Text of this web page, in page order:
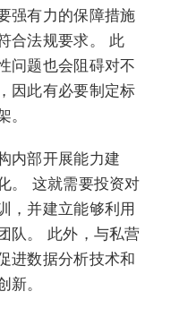
强有力的保障措施
合法规要求。 此
问题也会阻碍对不
因此有必要制定标
。
内部开展能力建
。 这就需要投资对
，并建立能够利用
队。 此外，与私营
进数据分析技术和
新。